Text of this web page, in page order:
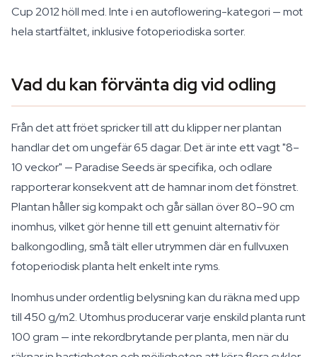
Cup 2012 höll med. Inte i en autoflowering-kategori — mot
hela startfältet, inklusive fotoperiodiska sorter.
Vad du kan förvänta dig vid odling
Från det att fröet spricker till att du klipper ner plantan
handlar det om ungefär 65 dagar. Det är inte ett vagt "8–
10 veckor" — Paradise Seeds är specifika, och odlare
rapporterar konsekvent att de hamnar inom det fönstret.
Plantan håller sig kompakt och går sällan över 80–90 cm
inomhus, vilket gör henne till ett genuint alternativ för
balkongodling, små tält eller utrymmen där en fullvuxen
fotoperiodisk planta helt enkelt inte ryms.
Inomhus under ordentlig belysning kan du räkna med upp
till 450 g/m2. Utomhus producerar varje enskild planta runt
100 gram — inte rekordbrytande per planta, men när du